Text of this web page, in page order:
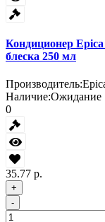
Кондиционер
блеска 250 мл
Производитель:
Наличие:Ожидание
0
35.77 р.
+
-